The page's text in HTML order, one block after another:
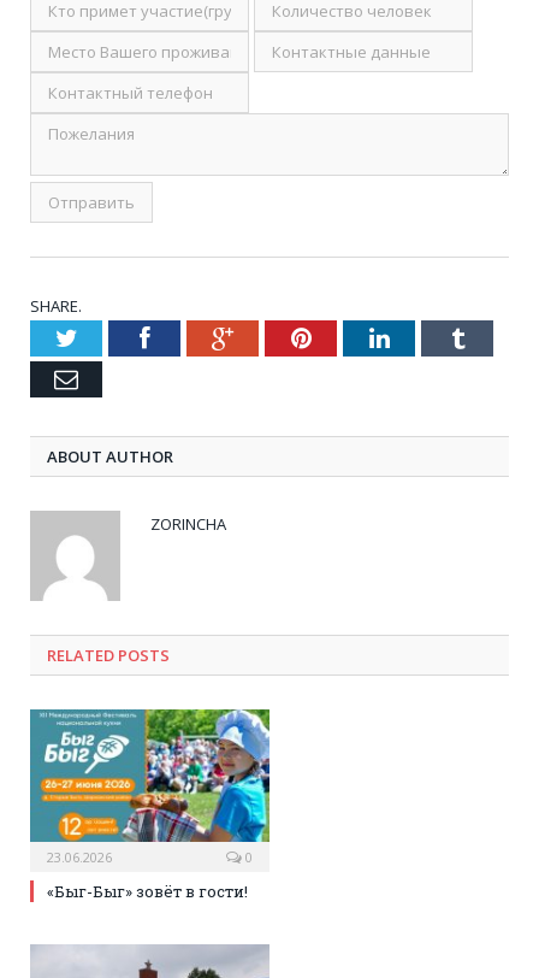
SHARE.
TwitterFacebookGoogle+PinterestLinkedInTumblr
Email
ABOUT AUTHOR
ZORINCHA
RELATED POSTS
23.06.2026 0
«Быг-Быг» зовёт в гости!